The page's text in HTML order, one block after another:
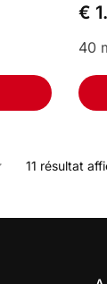
€
40
11 résultat